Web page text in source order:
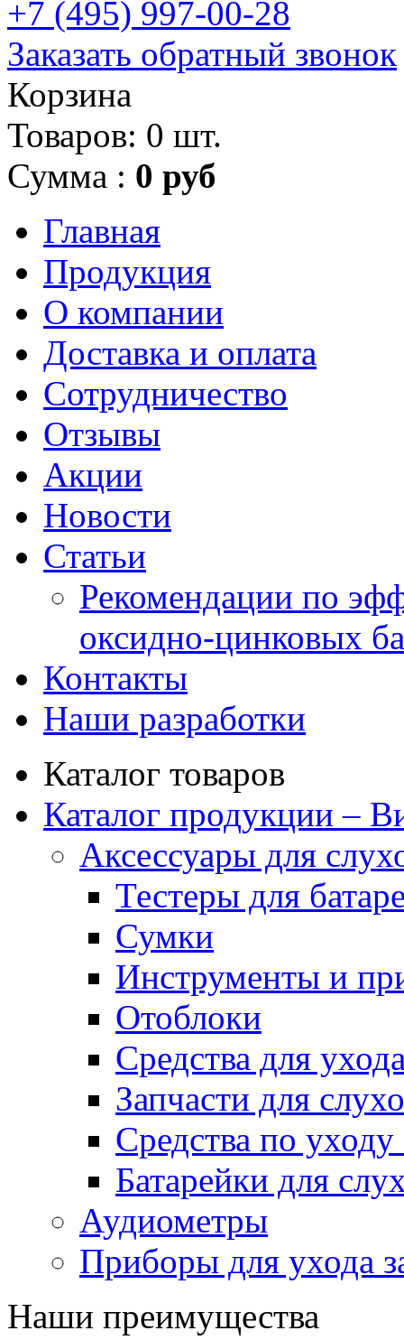
+7 (495) 997-00-28
Заказать обратный звонок
Корзина
Товаров: 0 шт.
Сумма : 0 руб
Главная
Продукция
О компании
Доставка и оплата
Сотрудничество
Отзывы
Акции
Новости
Статьи
Рекомендации по
оксидно-цинковых
Контакты
Наши разработки
Каталог товаров
Каталог продукции –
Аксессуары для
Тестеры для
Сумки
Инструменты и
Отоблоки
Средства для
Запчасти для
Средства по
Батарейки для
Аудиометры
Приборы для ухода
Наши преимущества